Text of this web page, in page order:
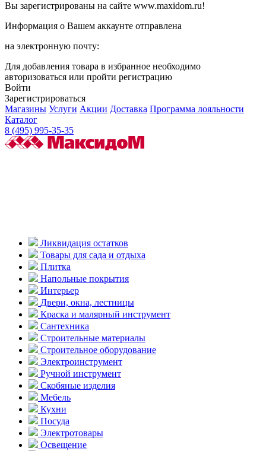
Вы зарегистрированы на сайте www.maxidom.ru!
Информация о Вашем аккаунте отправлена
на электронную почту:
Для добавления товара в избранное необходимо
авторизоваться или пройти регистрацию
Войти
Зарегистрироваться
Магазины Услуги Акции Доставка Программа лояльности
Каталог
8 (495) 995-35-35
Ликвидация остатков
Товары для сада и отдыха
Плитка
Напольные покрытия
Интерьер
Двери, окна, лестницы
Краска и малярный инструмент
Сантехника
Строительные материалы
Строительное оборудование
Электроинструмент
Ручной инструмент
Скобяные изделия
Мебель
Кухни
Посуда
Электротовары
Освещение